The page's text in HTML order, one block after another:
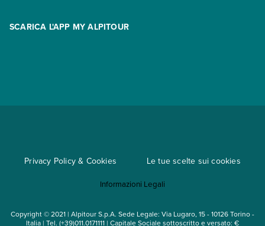
Assicurazioni
Condizioni generali di contratto
Mappa del sito
SCARICA L'APP MY ALPITOUR
Privacy Policy & Cookies Le tue scelte sui cookies
Informazioni Legali
Copyright © 2021 | Alpitour S.p.A. Sede Legale: Via Lugaro, 15 - 10126 Torino -
Italia | Tel. (+39)011.0171111 | Capitale Sociale sottoscritto e versato: €